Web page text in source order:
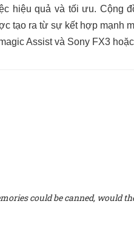
hiệu quả và tối ưu. Cộng
tạo ra từ sự kết hợp mạnh
Assist và Sony FX3
could be canned, would